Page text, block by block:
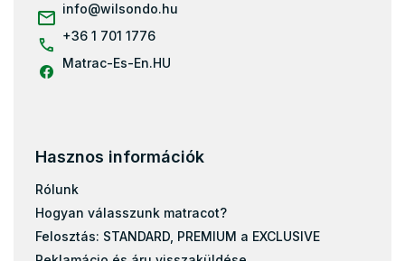
info@wilsondo.hu
+36 1 701 1776
Matrac-Es-En.HU
Hasznos információk
Rólunk
Hogyan válasszunk matracot?
Felosztás: STANDARD, PREMIUM a EXCLUSIVE